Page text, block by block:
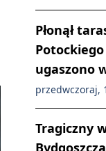
Płonął
ugaszono
przedwczoraj,
Tragiczny